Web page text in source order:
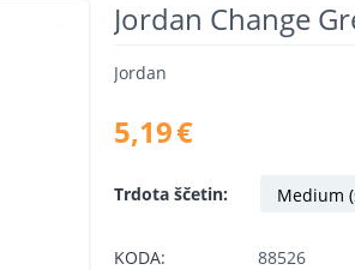
Jordan Change
Jordan
5,19€
Trdota ščetin:
KODA:
88526